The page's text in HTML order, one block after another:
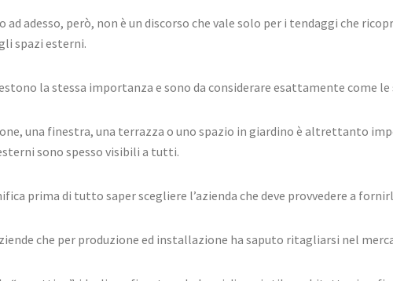
adesso, però, non è un discorso che vale solo per i tendaggi che
spazi esterni.
la stessa importanza e sono da considerare esattamente come le
una finestra, una terrazza o uno spazio in giardino è altrettanto
sono spesso visibili a tutti.
prima di tutto saper scegliere l’azienda che deve provvedere a
che per produzione ed installazione ha saputo ritagliarsi nel